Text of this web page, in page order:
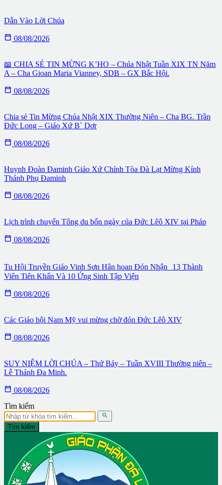
Dẫn Vào Lời Chúa
 08/08/2026
📖 CHIA SẺ TIN MỪNG K’HO – Chúa Nhật Tuần XIX TN Năm
A – Cha Gioan Maria Vianney, SDB – GX Bắc Hội.
 08/08/2026
Chia sẻ Tin Mừng Chúa Nhật XIX Thường Niên – Cha BG. Trần
Đức Long – Giáo Xứ B` Dơr
 08/08/2026
Huynh Đoàn Đaminh Giáo Xứ Chính Tòa Đà Lạt Mừng Kính
Thánh Phụ Đaminh
 08/08/2026
Lịch trình chuyến Tông du bốn ngày của Đức Lêô XIV tại Pháp
 08/08/2026
Tu Hội Truyền Giáo Vinh Sơn Hân hoan Đón Nhận 13 Thành
Viên Tiên Khấn Và 10 Ứng Sinh Tập Viện
 08/08/2026
Các Giáo hội Nam Mỹ vui mừng chờ đón Đức Lêô XIV
 08/08/2026
SUY NIỆM LỜI CHÚA – Thứ Bảy – Tuần XVIII Thường niên –
Lễ Thánh Đa Minh.
 08/08/2026
Tìm kiếm

Tìm kiếm